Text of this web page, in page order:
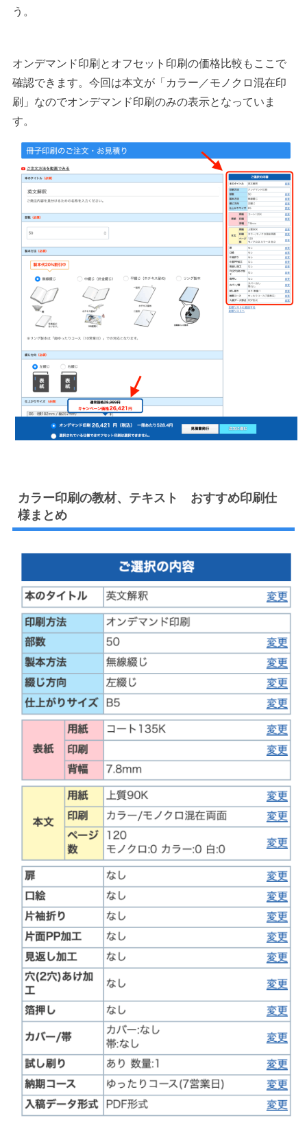
う。
オンデマンド印刷とオフセット印刷の価格比較もここで
確認できます。今回は本文が「カラー／モノクロ混在印
刷」なのでオンデマンド印刷のみの表示となっていま
す。
カラー印刷の教材、テキスト おすすめ印刷仕
様まとめ